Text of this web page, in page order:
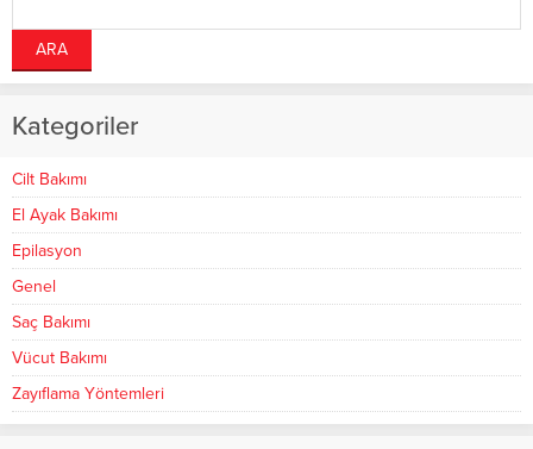
Kategoriler
Cilt Bakımı
El Ayak Bakımı
Epilasyon
Genel
Saç Bakımı
Vücut Bakımı
Zayıflama Yöntemleri